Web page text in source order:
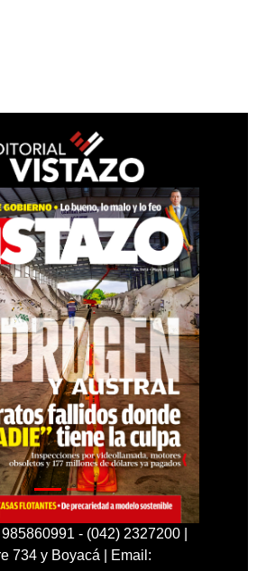
- (042) 2327200 |
734 y Boyacá | Email: